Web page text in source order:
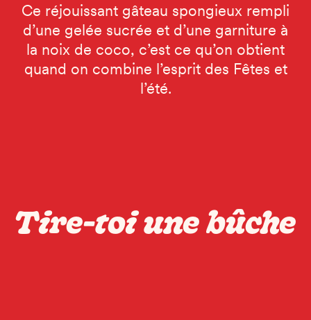
Ce réjouissant gâteau spongieux rempli
d’une gelée sucrée et d’une garniture à
la noix de coco, c’est ce qu’on obtient
quand on combine l’esprit des Fêtes et
l’été.
Tire-toi une bûche